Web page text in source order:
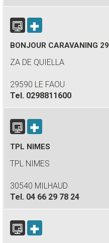
BONJOUR CARAVANING 29
ZA DE QUIELLA
29590 LE FAOU
Tel. 0298811600
TPL NIMES
TPL NIMES
30540 MILHAUD
Tel. 04 66 29 78 24